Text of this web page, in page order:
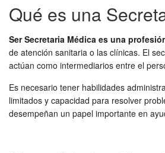
Qué es una
Ser Secretaria Médica es una
de atención sanitaria o las clínicas. El
actúan como intermediarios entre el
Es necesario tener habilidades
limitados y capacidad para resolver
desempeñan un papel importante en